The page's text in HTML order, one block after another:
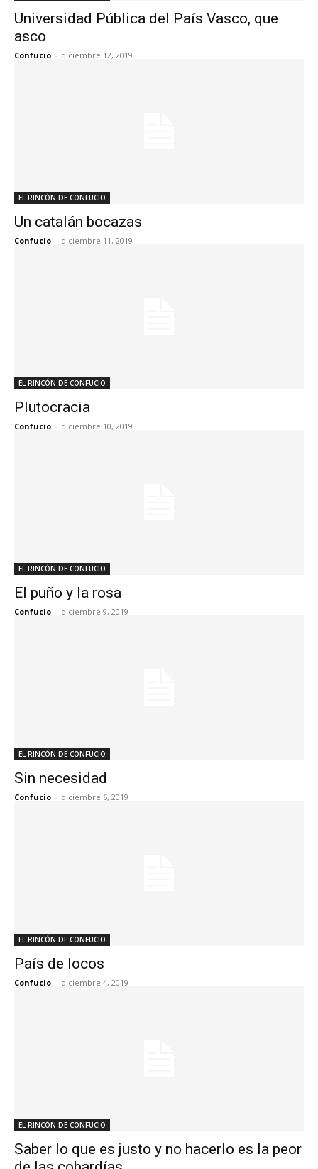
Universidad Pública del País Vasco, que
asco
Confucio - diciembre 12, 2019
EL RINCÓN DE CONFUCIO
Un catalán bocazas
Confucio - diciembre 11, 2019
EL RINCÓN DE CONFUCIO
Plutocracia
Confucio - diciembre 10, 2019
EL RINCÓN DE CONFUCIO
El puño y la rosa
Confucio - diciembre 9, 2019
EL RINCÓN DE CONFUCIO
Sin necesidad
Confucio - diciembre 6, 2019
EL RINCÓN DE CONFUCIO
País de locos
Confucio - diciembre 4, 2019
EL RINCÓN DE CONFUCIO
Saber lo que es justo y no hacerlo es la peor